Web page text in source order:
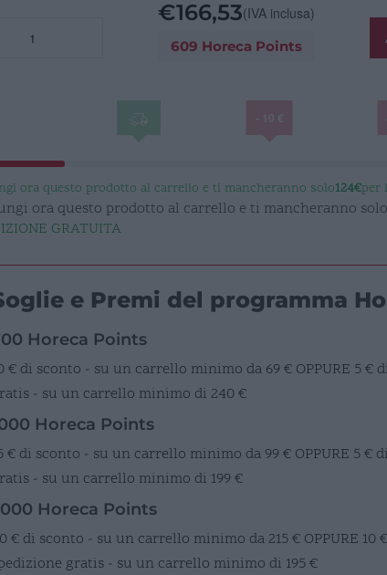
€166,53(IVA inclusa)
609 Horeca Points
ora questo prodotto al carrello e ti mancheranno solo124€per
ora questo prodotto al carrello e ti mancheranno solo
GRATUITA
e Premi del programma
Horeca Points
€ di sconto - su un carrello minimo da 69 € OPPURE 5 €
- su un carrello minimo di 240 €
Horeca Points
€ di sconto - su un carrello minimo da 99 € OPPURE 5 €
- su un carrello minimo di 199 €
Horeca Points
€ di sconto - su un carrello minimo da 215 € OPPURE 10
gratis - su un carrello minimo di 195 €